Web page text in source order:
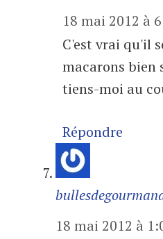
18 mai 2012 à
C'est vrai qu'il
macarons bien
tiens-moi au
Répondre
18 mai 2012 à